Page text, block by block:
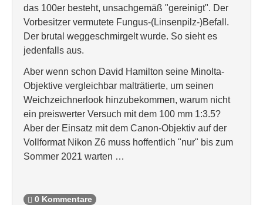
das 100er besteht, unsachgemäß "gereinigt". Der
Vorbesitzer vermutete Fungus-(Linsenpilz-)Befall.
Der brutal weggeschmirgelt wurde. So sieht es
jedenfalls aus.
Aber wenn schon David Hamilton seine Minolta-
Objektive vergleichbar malträtierte, um seinen
Weichzeichnerlook hinzubekommen, warum nicht
ein preiswerter Versuch mit dem 100 mm 1:3.5?
Aber der Einsatz mit dem Canon-Objektiv auf der
Vollformat Nikon Z6 muss hoffentlich "nur" bis zum
Sommer 2021 warten …
0 Kommentare